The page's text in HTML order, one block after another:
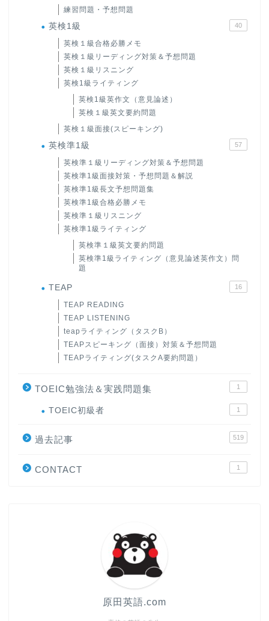
練習問題・予想問題
英検1級 40
英検１級合格必勝メモ
英検１級リーディング対策＆予想問題
英検１級リスニング
英検1級ライティング
英検1級英作文（意見論述）
英検１級英文要約問題
英検１級面接(スピーキング)
英検準1級 57
英検準１級リーディング対策＆予想問題
英検準1級面接対策・予想問題＆解説
英検準1級長文予想問題集
英検準1級合格必勝メモ
英検準１級リスニング
英検準1級ライティング
英検準１級英文要約問題
英検準1級ライティング（意見論述英作文）問
題
TEAP 16
TEAP READING
TEAP LISTENING
teapライティング（タスクB）
TEAPスピーキング（面接）対策＆予想問題
TEAPライティング(タスクA要約問題）
TOEIC勉強法＆実践問題集 1
TOEIC初級者 1
過去記事 519
CONTACT 1
原田英語.com
大学入試英語対策講座
英語名言・格言・カッコい
い英語＆素敵な英文フレー